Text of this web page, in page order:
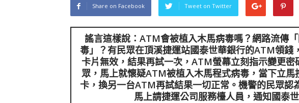
Share on Facebook Tweet on Twitter
謠言這樣說：ATM會被植入木馬病毒嗎？網路流傳「
毒 」？有民眾在頂溪捷運站國泰世華銀行的ATM領錢
卡片無效，結果再試一次，ATM螢幕立刻指示變更
眾，馬上就懷疑ATM被植入木馬程式病毒，當下立
卡，換另一台ATM再試結果一切正常。機警的民眾認
馬上請捷運公司服務檯人員，通知國泰